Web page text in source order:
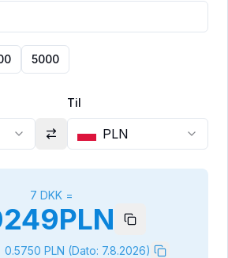
5000
Til
PLN
7 DKK=
PLN
0.5750 PLN (Dato: 7.8.2026)